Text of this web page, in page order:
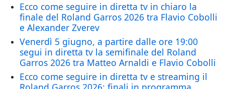
Ecco come seguire in diretta tv in chiaro la
finale del Roland Garros 2026 tra Flavio Cobolli
e Alexander Zverev
Venerdì 5 giugno, a partire dalle ore 19:00
segui in diretta tv la semifinale del Roland
Garros 2026 tra Matteo Arnaldi e Flavio Cobolli
Ecco come seguire in diretta tv e streaming il